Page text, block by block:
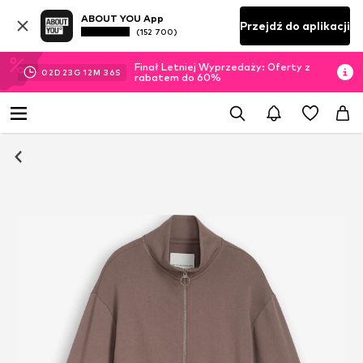
ABOUT YOU App
(152 700) Przejdź do aplikacji
02D 23 G 12M 35S
Finał Letniej Wyprzedaży: Oferty z
rabatem do 60%